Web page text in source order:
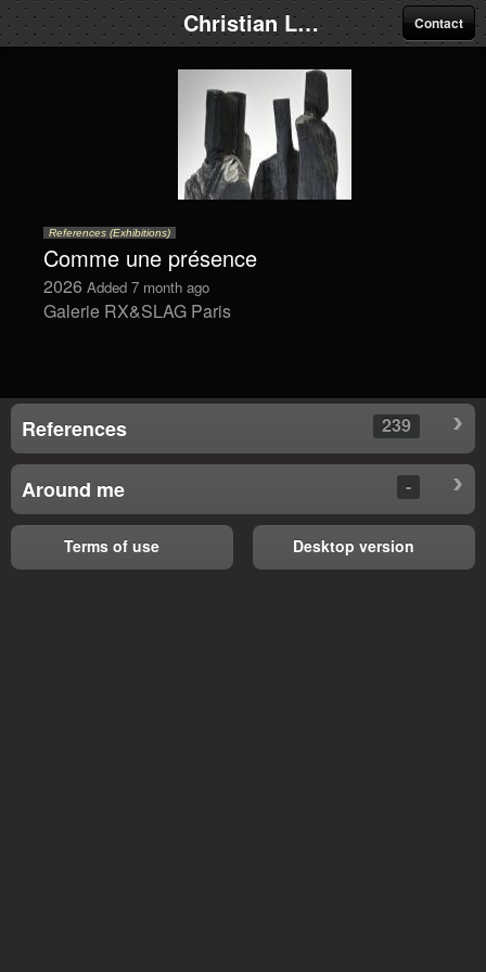
Christian Lapie Contact
References (Exhibitions)
Comme une présence
2026 Added 7 month ago
Galerie RX&SLAG Paris
References 239
Around me -
Terms of use Desktop version